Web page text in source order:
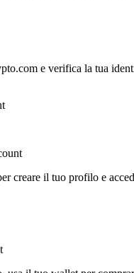
e verifica la tua
creare il tuo profilo e